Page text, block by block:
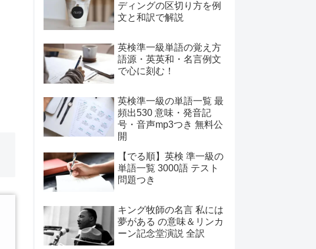
ディングの区切り方を例
文と和訳で解説
英検準一級単語の覚え方
語源・英英和・名言例文
で心に刻む！
英検準一級の単語一覧 最
頻出530 意味・発音記
号・音声mp3つき 無料公
開
【でる順】英検 準一級の
単語一覧 3000語 テスト
問題つき
キング牧師の名言 私には
夢がある の意味＆リンカ
ーン記念堂演説 全訳